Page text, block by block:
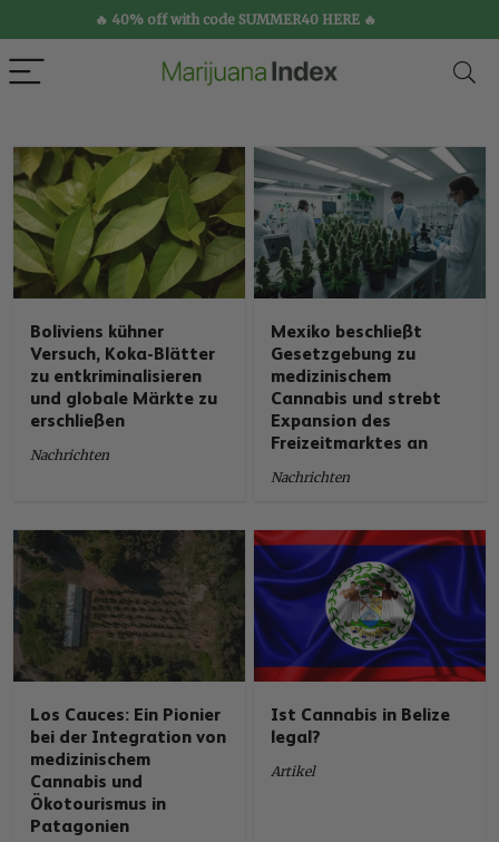
🔥 40% off with code SUMMER40 HERE 🔥
Boliviens kühner
Versuch, Koka-Blätter
zu entkriminalisieren
und globale Märkte zu
erschließen
Nachrichten
Mexiko beschließt
Gesetzgebung zu
medizinischem
Cannabis und strebt
Expansion des
Freizeitmarktes an
Nachrichten
Los Cauces: Ein Pionier
bei der Integration von
medizinischem
Cannabis und
Ökotourismus in
Patagonien
Ist Cannabis in Belize
legal?
Artikel